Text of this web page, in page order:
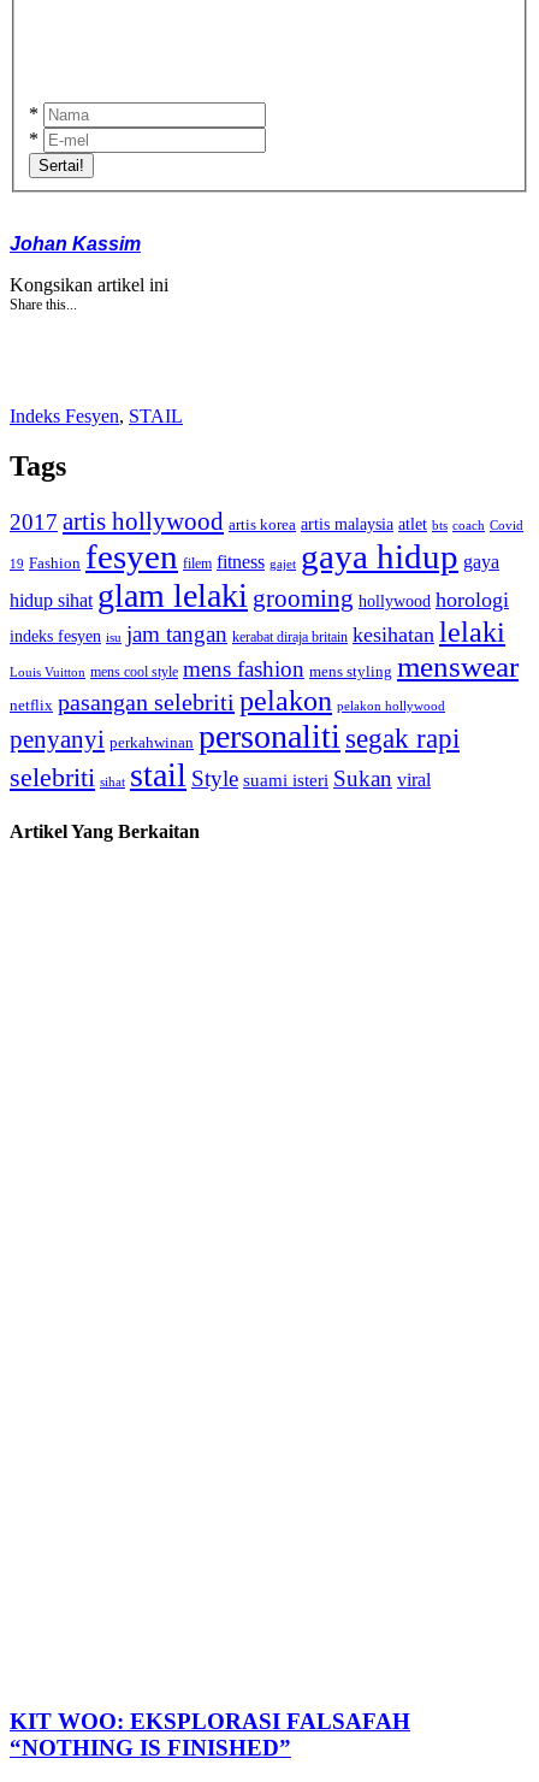
*
*
Sertai!
Johan Kassim
Kongsikan artikel ini
Share this...
Indeks Fesyen, STAIL
Tags
2017 artis hollywood artis korea artis malaysia atlet bts coach Covid
19 Fashion fesyen filem fitness gajet gaya hidup gaya
hidup sihat glam lelaki grooming hollywood horologi
indeks fesyen isu jam tangan kerabat diraja britain kesihatan lelaki
Louis Vuitton mens cool style mens fashion mens styling menswear
netflix pasangan selebriti pelakon pelakon hollywood
penyanyi perkahwinan personalitisegak rapi
selebriti sihat stail Style suami isteri Sukan viral
Artikel Yang Berkaitan
KIT WOO: EKSPLORASI FALSAFAH
“NOTHING IS FINISHED”